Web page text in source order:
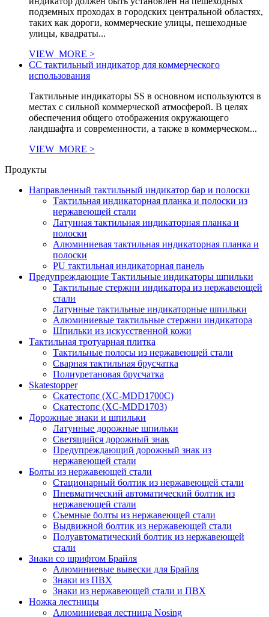
подземных проходах в городских центральной областях,
таких как дороги, коммерческие улицы, пешеходные
улицы, квадраты...
VIEW_MORE >
СС тактильный индикатор для коммерческого
использования
Тактильные индикаторы SS в основном используются в
местах с сильной коммерческой атмосферой. В целях
обеспечения общего отображения окружающего
ландшафта и современности, а также в коммерческом...
VIEW_MORE >
Продукты
Направленный тактильный индикатор бар и полоски
Тактильная индикаторная планка и полоски из
нержавеющей стали
Латунная тактильная индикаторная планка и
полоски
Алюминиевая тактильная индикаторная планка и
полоски
PU тактильная индикаторная панель
Предупреждающие Тактильные индикаторы шпильки
Тактильные стержни индикатора из нержавеющей
стали
Латунные тактильные индикаторные шпильки
Алюминиевые тактильные стержни индикатора
Шпильки из искусственной кожи
Тактильная тротуарная плитка
Тактильные полосы из нержавеющей стали
Сварная тактильная брусчатка
Полиуретановая брусчатка
Skatestopper
Скатестопс (XC-MDD1700C)
Скатестопс (XC-MDD1703)
Дорожные знаки и шпильки
Латунные дорожные шпильки
Светящийся дорожный знак
Предупреждающий дорожный знак из
нержавеющей стали
Болты из нержавеющей стали
Стационарный болтик из нержавеющей стали
Пневматический автоматический болтик из
нержавеющей стали
Съемные болты из нержавеющей стали
Выдвижной болтик из нержавеющей стали
Полуавтоматический болтик из нержавеющей
стали
Знаки со шрифтом Брайля
Алюминиевые вывески для Брайля
Знаки из ПВХ
Знаки из нержавеющей стали и ПВХ
Ножка лестницы
Алюминиевая лестница Nosing